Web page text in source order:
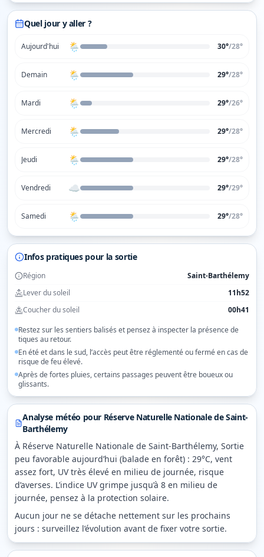
Quel jour y aller ?
Aujourd'hui 🌦️ 30°/28°
Demain 🌦️ 29°/28°
Mardi 🌦️ 29°/26°
Mercredi 🌦️ 29°/28°
Jeudi 🌦️ 29°/28°
Vendredi ☁️ 29°/29°
Samedi 🌦️ 29°/28°
Infos pratiques pour la sortie
Région
Saint-Barthélemy
Lever du soleil
11h52
Coucher du soleil
00h41
Restez sur les sentiers balisés et pensez à inspecter la présence de
tiques au retour.
En été et dans le sud, l’accès peut être réglementé ou fermé en cas de
risque de feu élevé.
Après de fortes pluies, certains passages peuvent être boueux ou
glissants.
Analyse météo pour Réserve Naturelle Nationale de Saint-
Barthélemy
À Réserve Naturelle Nationale de Saint-Barthélemy, Sortie
peu favorable aujourd’hui (balade en forêt) : 29°C, vent
assez fort, UV très élevé en milieu de journée, risque
d’averses. L’indice UV grimpe jusqu’à 8 en milieu de
journée, pensez à la protection solaire.
Aucun jour ne se détache nettement sur les prochains
jours : surveillez l’évolution avant de fixer votre sortie.